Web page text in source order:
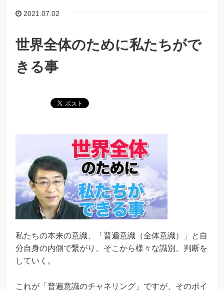
2021.07.02
世界全体のために私たちがで
きる事
私たちの本来の意識、「普遍意識（全体意識）」と自
分自身の内側で繋がり、そこから様々な識別、判断を
していく。
これが「普遍意識のチャネリング」ですが、そのポイ